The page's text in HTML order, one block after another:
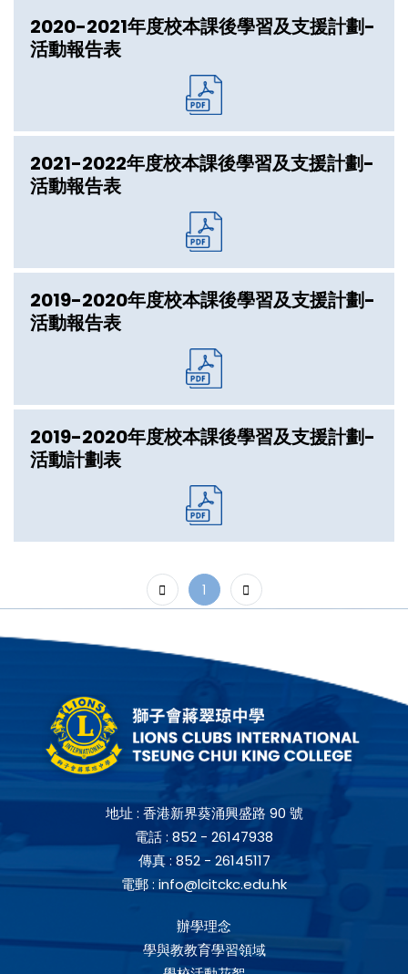
2020-2021年度校本課後學習及支援計劃-
活動報告表
2021-2022年度校本課後學習及支援計劃-
活動報告表
2019-2020年度校本課後學習及支援計劃-
活動報告表
2019-2020年度校本課後學習及支援計劃-
活動計劃表
1
地址 : 香港新界葵涌興盛路 90 號
電話 : 852 - 26147938
傳真 :852 - 26145117
電郵 : info@lcitckc.edu.hk
辦學理念
學與教教育學習領域